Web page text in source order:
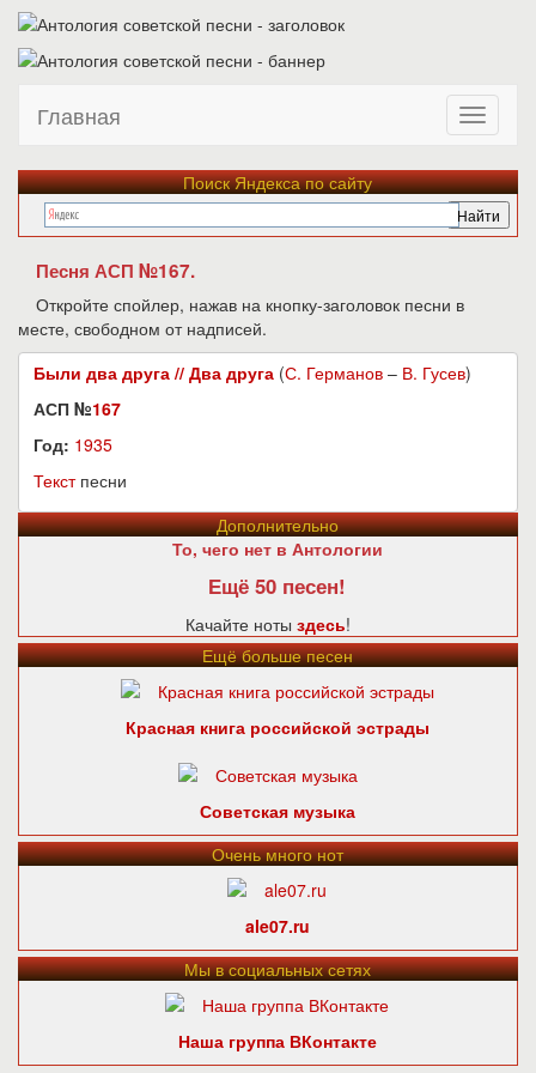
Главная
Поиск Яндекса по сайту
Песня АСП №167.
Откройте спойлер, нажав на кнопку-заголовок песни в
месте, свободном от надписей.
Были два друга // Два друга (С. Германов – В. Гусев)
АСП №167
Год: 1935
Текстпесни
Дополнительно
То, чего нет в Антологии
Ещё 50 песен!
Качайте ноты здесь!
Ещё больше песен
Красная книга российской эстрады
Советская музыка
Очень много нот
ale07.ru
Мы в социальных сетях
Наша группа ВКонтакте